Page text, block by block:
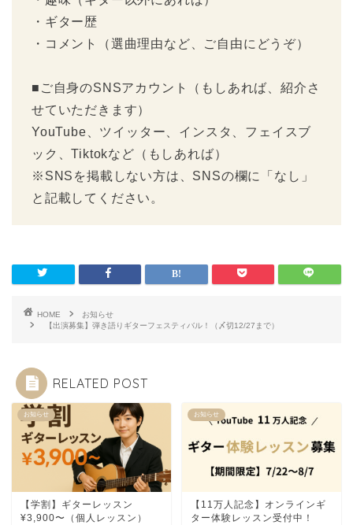
・ギター歴
・コメント（選曲理由など、ご自由にどうぞ）
■ご自身のSNSアカウント（もしあれば、紹介さ
せていただきます）
YouTube、ツイッター、インスタ、フェイスブ
ック、Tiktokなど（もしあれば）
※SNSを掲載しない方は、SNSの欄に「なし」
と記載してください。
HOME
お知らせ
【出演募集】弾き語りギターフェスティバル！（〆切12/27まで）
RELATED POST
お知らせ
【学割】ギターレッスン
¥3,900〜（個人レッスン）
お知らせ
【11万人記念】オンラインギ
ター体験レッスン受付中！